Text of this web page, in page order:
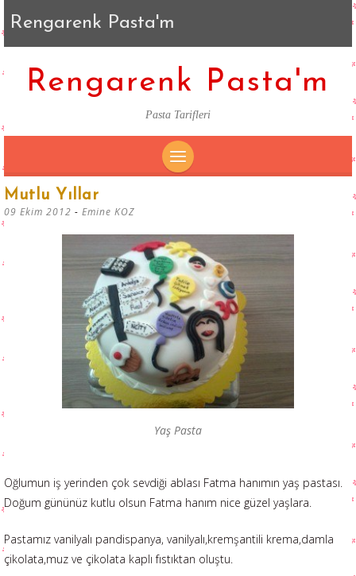
Rengarenk Pasta'm
Rengarenk Pasta'm
Pasta Tarifleri
Mutlu Yıllar
09 Ekim 2012 - Emine KOZ
Yaş Pasta
Oğlumun iş yerinden çok sevdiği ablası Fatma hanımın yaş pastası.
Doğum gününüz kutlu olsun Fatma hanım nice güzel yaşlara.
Pastamız vanilyalı pandispanya, vanilyalı,kremşantili krema,damla
çikolata,muz ve çikolata kaplı fıstıktan oluştu.